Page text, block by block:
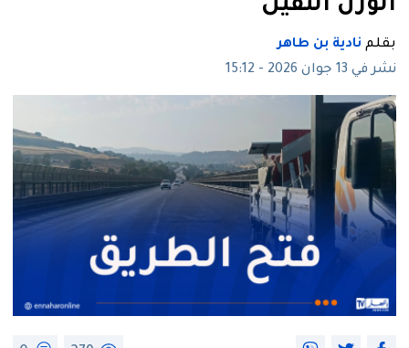
الوزن الثقيل
بقلم نادية بن طاهر
نشر في 13 جوان 2026 - 15:12